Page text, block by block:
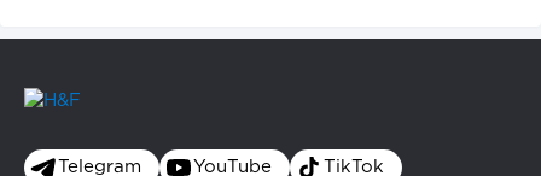
Telegram YouTube TikTok